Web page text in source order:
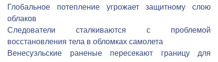
Глобальное потепление угрожает защитному слою
облаков
Следователи сталкиваются с проблемой
восстановления тела в обломках самолета
Венесуэльские раненые пересекают границу для